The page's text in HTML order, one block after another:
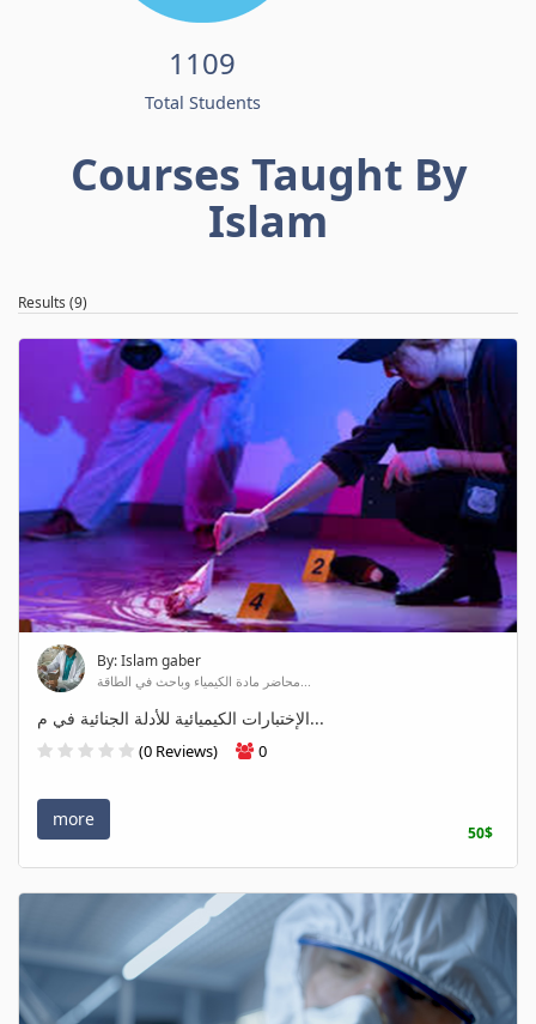
1109
Total Students
Courses Taught By
Islam
Results (9)
By: Islam gaber
محاضر مادة الكيمياء وباحث في الطاقة...
الإختبارات الكيميائية للأدلة الجنائية في م...
(0 Reviews) 0
more
50$